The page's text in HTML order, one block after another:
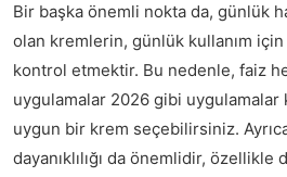
Bir başka önemli nokta da, günlük
olan kremlerin, günlük kullanım için
kontrol etmektir. Bu nedenle, faiz
uygulamalar 2026 gibi uygulamalar
uygun bir krem seçebilirsiniz.
dayanıklılığı da önemlidir,